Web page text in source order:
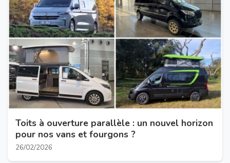
Toits à ouverture parallèle : un nouvel horizon
pour nos vans et fourgons ?
26/02/2026